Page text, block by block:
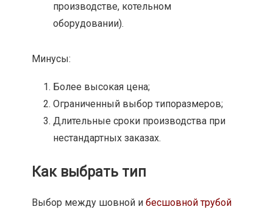
производстве, котельном
оборудовании).
Минусы:
Более высокая цена;
Ограниченный выбор типоразмеров;
Длительные сроки производства при
нестандартных заказах.
Как выбрать тип
Выбор между шовной и бесшовной трубой